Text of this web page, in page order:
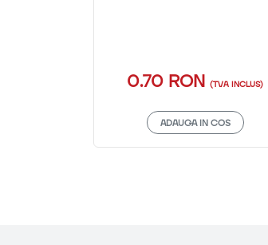
0.70 RON (TVA INCLUS)
ADAUGA IN COS